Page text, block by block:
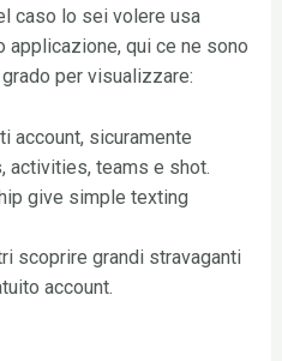
caso lo sei volere usa
applicazione, qui ce ne sono
per visualizzare:
account, sicuramente
activities, teams e shot.
give simple texting
scoprire grandi stravaganti
account.